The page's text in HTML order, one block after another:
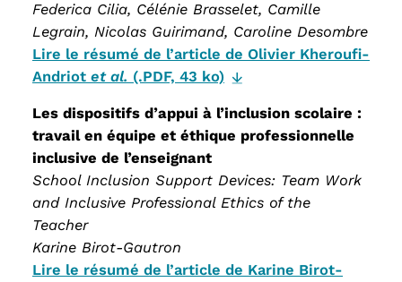
Federica Cilia, Célénie Brasselet, Camille
Legrain, Nicolas Guirimand, Caroline Desombre
Lire le résumé de l’article de Olivier Kheroufi-
Andriot et al. (.PDF, 43 ko)
Les dispositifs d’appui à l’inclusion scolaire :
travail en équipe et éthique professionnelle
inclusive de l’enseignant
School Inclusion Support Devices: Team Work
and Inclusive Professional Ethics of the
Teacher
Karine Birot-Gautron
Lire le résumé de l’article de Karine Birot-